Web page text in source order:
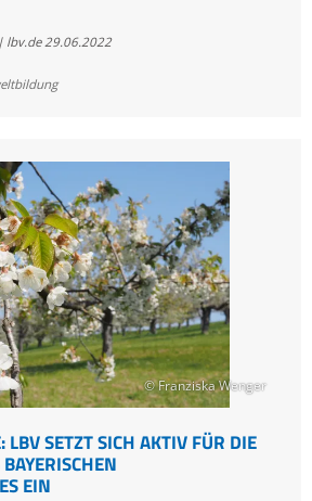
lbv.de29.06.2022
© Franziska Wenger
LBV SETZT SICH AKTIV FÜR DIE
EIN